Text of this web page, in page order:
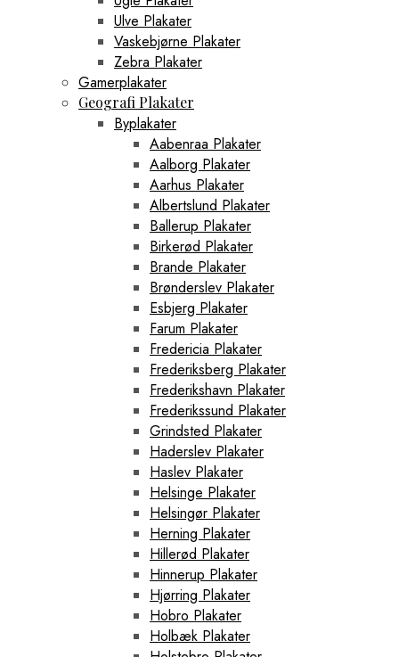
Ulve Plakater
Vaskebjørne Plakater
Zebra Plakater
Gamerplakater
Geografi Plakater
Byplakater
Aabenraa Plakater
Aalborg Plakater
Aarhus Plakater
Albertslund Plakater
Ballerup Plakater
Birkerød Plakater
Brande Plakater
Brønderslev Plakater
Esbjerg Plakater
Farum Plakater
Fredericia Plakater
Frederiksberg Plakater
Frederikshavn Plakater
Frederikssund Plakater
Grindsted Plakater
Haderslev Plakater
Haslev Plakater
Helsinge Plakater
Helsingør Plakater
Herning Plakater
Hillerød Plakater
Hinnerup Plakater
Hjørring Plakater
Hobro Plakater
Holbæk Plakater